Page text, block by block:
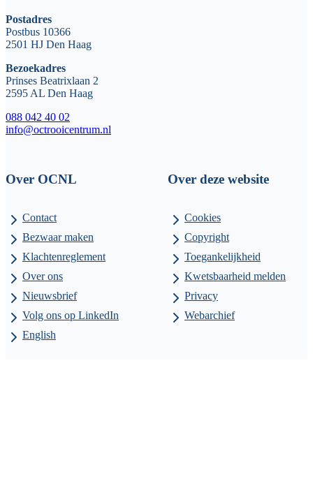
Postadres
Postbus 10366
2501 HJ Den Haag
Bezoekadres
Prinses Beatrixlaan 2
2595 AL Den Haag
088 042 40 02
info@octrooicentrum.nl
Over OCNL
Contact
Bezwaar maken
Klachtenreglement
Over ons
Nieuwsbrief
Volg ons op LinkedIn
English
Over deze website
Cookies
Copyright
Toegankelijkheid
Kwetsbaarheid melden
Privacy
Webarchief